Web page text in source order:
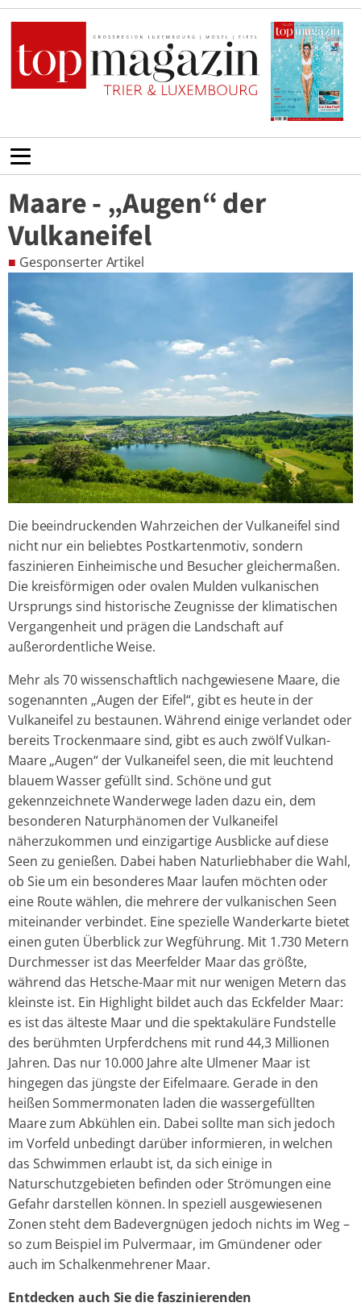
Maare - „Augen“ der
Vulkaneifel
■ Gesponserter Artikel
Die beeindruckenden Wahrzeichen der Vulkaneifel sind
nicht nur ein beliebtes Postkartenmotiv, sondern
faszinieren Einheimische und Besucher gleichermaßen.
Die kreisförmigen oder ovalen Mulden vulkanischen
Ursprungs sind historische Zeugnisse der klimatischen
Vergangenheit und prägen die Landschaft auf
außerordentliche Weise.
Mehr als 70 wissenschaftlich nachgewiesene Maare, die
sogenannten „Augen der Eifel“, gibt es heute in der
Vulkaneifel zu bestaunen. Während einige verlandet oder
bereits Trockenmaare sind, gibt es auch zwölf Vulkan-
Maare „Augen“ der Vulkaneifel seen, die mit leuchtend
blauem Wasser gefüllt sind. Schöne und gut
gekennzeichnete Wanderwege laden dazu ein, dem
besonderen Naturphänomen der Vulkaneifel
näherzukommen und einzigartige Ausblicke auf diese
Seen zu genießen. Dabei haben Naturliebhaber die Wahl,
ob Sie um ein besonderes Maar laufen möchten oder
eine Route wählen, die mehrere der vulkanischen Seen
miteinander verbindet. Eine spezielle Wanderkarte bietet
einen guten Überblick zur Wegführung. Mit 1.730 Metern
Durchmesser ist das Meerfelder Maar das größte,
während das Hetsche-Maar mit nur wenigen Metern das
kleinste ist. Ein Highlight bildet auch das Eckfelder Maar:
es ist das älteste Maar und die spektakuläre Fundstelle
des berühmten Urpferdchens mit rund 44,3 Millionen
Jahren. Das nur 10.000 Jahre alte Ulmener Maar ist
hingegen das jüngste der Eifelmaare. Gerade in den
heißen Sommermonaten laden die wassergefüllten
Maare zum Abkühlen ein. Dabei sollte man sich jedoch
im Vorfeld unbedingt darüber informieren, in welchen
das Schwimmen erlaubt ist, da sich einige in
Naturschutzgebieten befinden oder Strömungen eine
Gefahr darstellen können. In speziell ausgewiesenen
Zonen steht dem Badevergnügen jedoch nichts im Weg –
so zum Beispiel im Pulvermaar, im Gmündener oder
auch im Schalkenmehrener Maar.
Entdecken auch Sie die faszinierenden